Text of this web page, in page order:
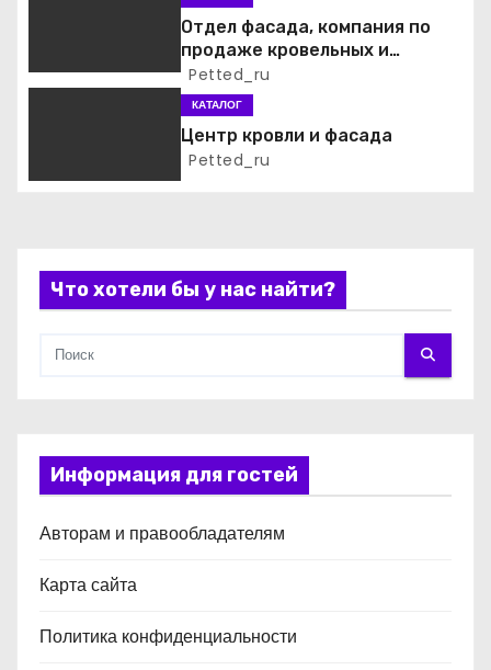
п
с
м
Отдел фасада, компания по
продаже кровельных и
фасадных материалов
Petted_ru
КАТАЛОГ
Центр кровли и фасада
Petted_ru
Что хотели бы у нас найти?
Информация для гостей
Авторам и правообладателям
Карта сайта
Политика конфиденциальности